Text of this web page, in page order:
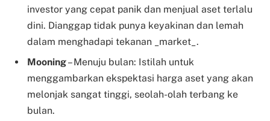
investor yang cepat panik dan menjual aset terlalu
dini. Dianggap tidak punya keyakinan dan lemah
dalam menghadapi tekanan _market_.
Mooning– Menuju bulan: Istilah untuk
menggambarkan ekspektasi harga aset yang akan
melonjak sangat tinggi, seolah-olah terbang ke
bulan.